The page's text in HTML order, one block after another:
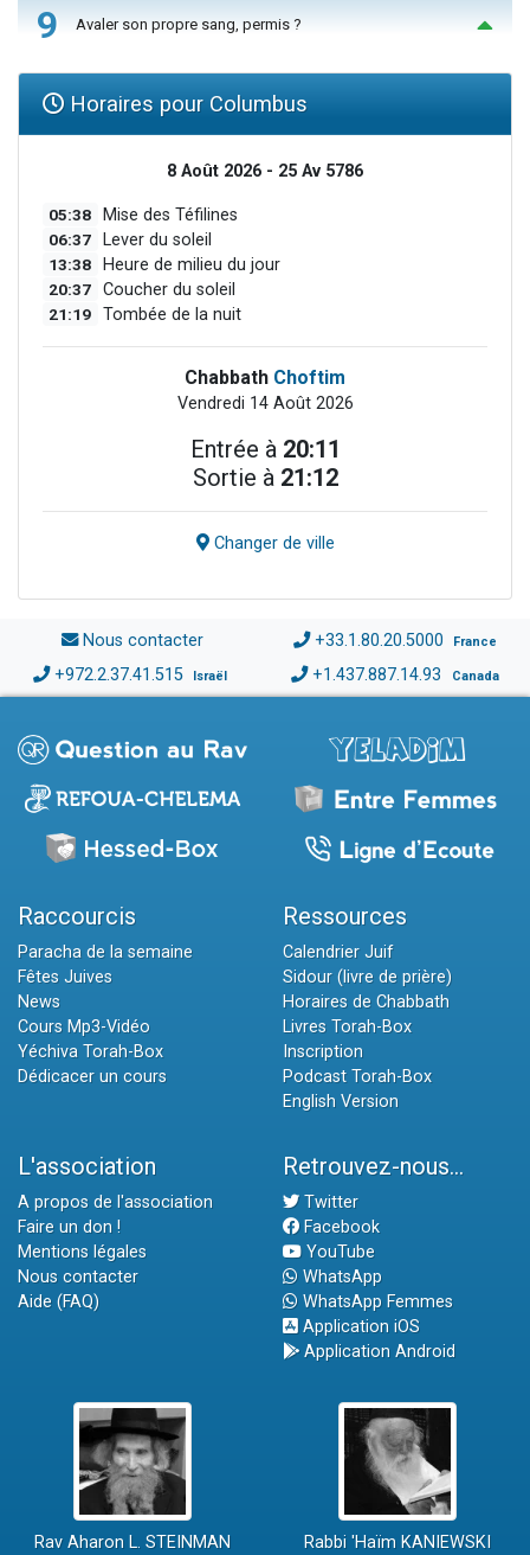
9 Avaler son propre sang, permis ?
Horaires pour Columbus
8 Août 2026 - 25 Av 5786
05:38 Mise des Téfilines
06:37 Lever du soleil
13:38 Heure de milieu du jour
20:37 Coucher du soleil
21:19 Tombée de la nuit
Chabbath Choftim
Vendredi 14 Août 2026
Entrée à 20:11
Sortie à 21:12
Changer de ville
Nous contacter +33.1.80.20.5000 France
+972.2.37.41.515 Israël +1.437.887.14.93 Canada
Raccourcis
Paracha de la semaine
Fêtes Juives
News
Cours Mp3-Vidéo
Yéchiva Torah-Box
Dédicacer un cours
Ressources
Calendrier Juif
Sidour (livre de prière)
Horaires de Chabbath
Livres Torah-Box
Inscription
Podcast Torah-Box
English Version
L'association
A propos de l'association
Faire un don !
Mentions légales
Nous contacter
Aide (FAQ)
Retrouvez-nous...
Twitter
Facebook
YouTube
WhatsApp
WhatsApp Femmes
Application iOS
Application Android
Rav Aharon L. STEINMAN Rabbi 'Haïm KANIEWSKI